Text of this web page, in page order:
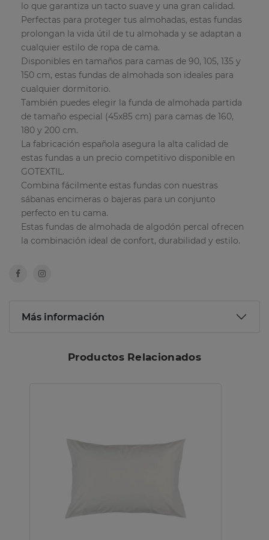
lo que garantiza un tacto suave y una gran calidad.
Perfectas para proteger tus almohadas, estas fundas
prolongan la vida útil de tu almohada y se adaptan a
cualquier estilo de ropa de cama.
Disponibles en tamaños para camas de 90, 105, 135 y
150 cm, estas fundas de almohada son ideales para
cualquier dormitorio.
También puedes elegir la funda de almohada partida
de tamaño especial (45x85 cm) para camas de 160,
180 y 200 cm.
La fabricación española asegura la alta calidad de
estas fundas a un precio competitivo disponible en
GOTEXTIL.
Combina fácilmente estas fundas con nuestras
sábanas encimeras o bajeras para un conjunto
perfecto en tu cama.
Estas fundas de almohada de algodón percal ofrecen
la combinación ideal de confort, durabilidad y estilo.
Más información
Productos Relacionados